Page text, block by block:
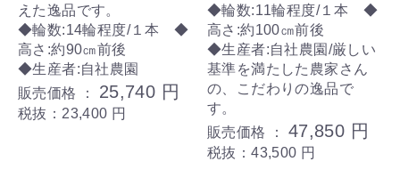
えた逸品です。
◆輪数:14輪程度/１本 ◆
高さ:約90㎝前後
◆生産者:自社農園
販売価格 ： 25,740 円
税抜：23,400 円
◆輪数:11輪程度/１本 ◆
高さ:約100㎝前後
◆生産者:自社農園/厳しい
基準を満たした農家さん
の、こだわりの逸品で
す。
販売価格 ： 47,850 円
税抜：43,500 円